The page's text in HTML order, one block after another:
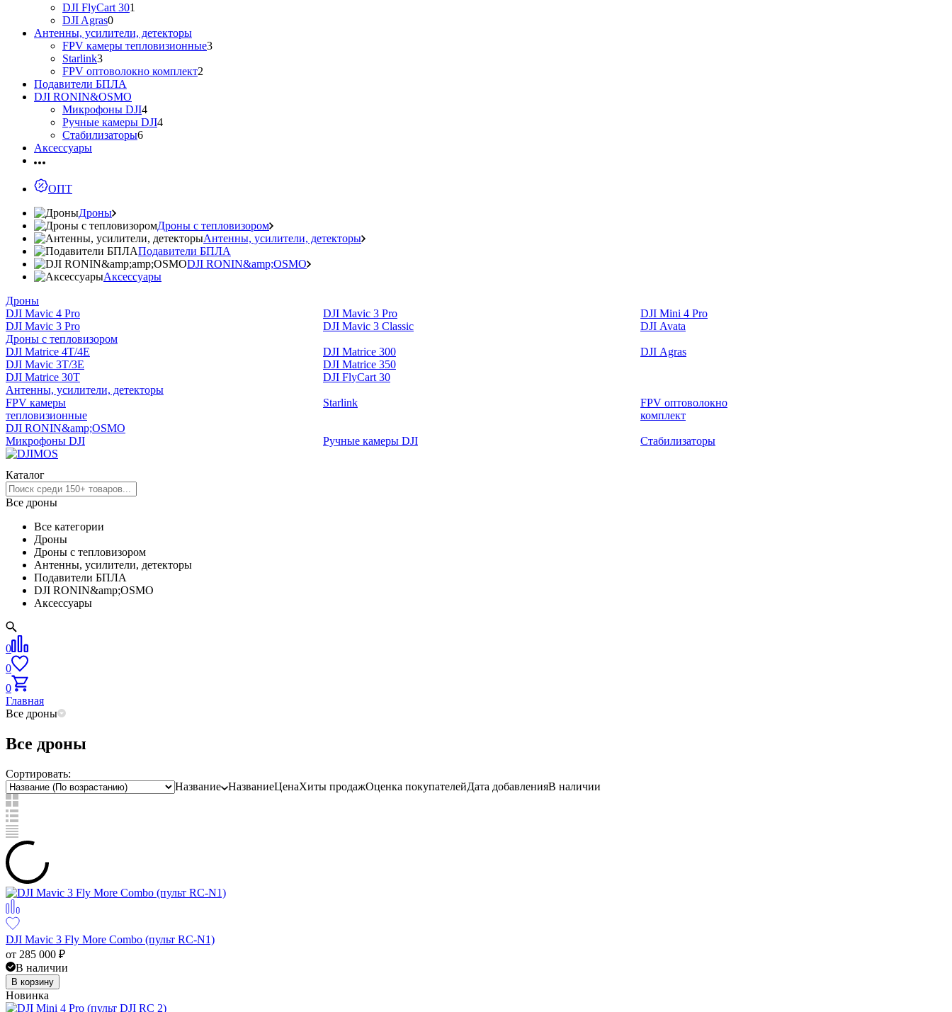
DJI FlyCart 301
DJI Agras0
Антенны, усилители, детекторы
FPV камеры тепловизионные3
Starlink3
FPV оптоволокно комплект2
Подавители БПЛА
DJI RONIN&OSMO
Микрофоны DJI4
Ручные камеры DJI4
Стабилизаторы6
Аксессуары
ОПТ
Дроны
Дроны с тепловизором
Антенны, усилители, детекторы
Подавители БПЛА
DJI RONIN&amp;OSMO
Аксессуары
Дроны
DJI Mavic 4 Pro
DJI Mavic 3 Pro
DJI Mavic 3 Pro
DJI Mavic 3 Classic
DJI Mini 4 Pro
DJI Avata
Дроны с тепловизором
DJI Matrice 4T/4E
DJI Mavic 3T/3E
DJI Matrice 30T
DJI Matrice 300
DJI Matrice 350
DJI FlyCart 30
DJI Agras
Антенны, усилители, детекторы
FPV камеры
тепловизионные
Starlink
FPV оптоволокно
комплект
DJI RONIN&amp;OSMO
Микрофоны DJI
Ручные камеры DJI Стабилизаторы
Каталог
Все дроны
Все категории
Дроны
Дроны с тепловизором
Антенны, усилители, детекторы
Подавители БПЛА
DJI RONIN&amp;OSMO
Аксессуары
0
0
0
Главная
Все дроны
Все дроны
Сортировать:
Название НазваниеЦенаХиты продажОценка покупателейДата добавленияВ наличии
DJI Mavic 3 Fly More Combo (пульт RC-N1)
от 285 000 ₽
В наличии
В корзину
Новинка